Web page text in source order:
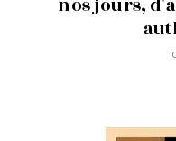
nos jours,